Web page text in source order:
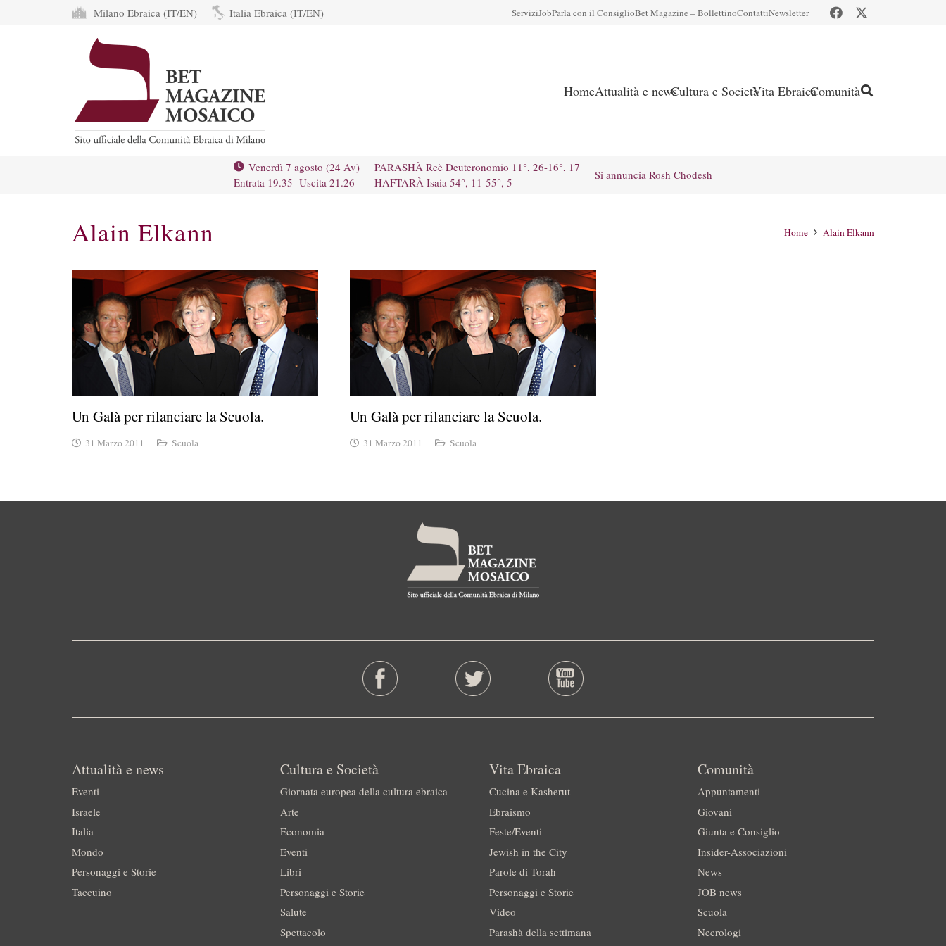
Milano Ebraica (IT/EN) Italia Ebraica (IT/EN) ServiziJobParla con il ConsiglioBet Magazine – BollettinoContattiNewsletter
HomeAttualità e newsCultura e SocietàVita EbraicaComunità
Venerdì 7 agosto (24 Av)
Entrata 19.35- Uscita 21.26
PARASHÀ Reè Deuteronomio 11°, 26-16°, 17
HAFTARÀ Isaia 54°, 11-55°, 5
Si annuncia Rosh Chodesh
Alain Elkann Home Alain Elkann
Un Galà per rilanciare la Scuola.
31 Marzo 2011 Scuola
Un Galà per rilanciare la Scuola.
31 Marzo 2011 Scuola
Attualità e news
Eventi
Israele
Italia
Mondo
Personaggi e Storie
Taccuino
Cultura e Società
Giornata europea della cultura ebraica
Arte
Economia
Eventi
Libri
Personaggi e Storie
Salute
Spettacolo
Vita Ebraica
Cucina e Kasherut
Ebraismo
Feste/Eventi
Jewish in the City
Parole di Torah
Personaggi e Storie
Video
Parashà della settimana
Comunità
Appuntamenti
Giovani
Giunta e Consiglio
Insider-Associazioni
News
JOB news
Scuola
Necrologi